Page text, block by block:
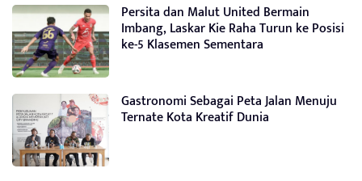
Persita dan Malut United Bermain
Imbang, Laskar Kie Raha Turun ke Posisi
ke-5 Klasemen Sementara
Gastronomi Sebagai Peta Jalan Menuju
Ternate Kota Kreatif Dunia